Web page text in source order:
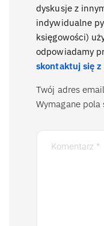
dyskusje z
indywidualne
księgowości)
odpowiadamy
skontaktuj się z
Twój adres
Wymagane pola